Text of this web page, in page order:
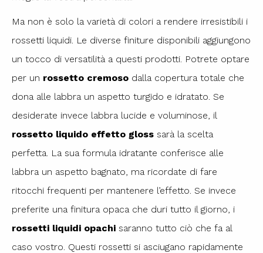
Ma non è solo la varietà di colori a rendere irresistibili i
rossetti liquidi. Le diverse finiture disponibili aggiungono
un tocco di versatilità a questi prodotti. Potrete optare
per un rossetto cremoso dalla copertura totale che
dona alle labbra un aspetto turgido e idratato. Se
desiderate invece labbra lucide e voluminose, il
rossetto liquido effetto gloss sarà la scelta
perfetta. La sua formula idratante conferisce alle
labbra un aspetto bagnato, ma ricordate di fare
ritocchi frequenti per mantenere l’effetto. Se invece
preferite una finitura opaca che duri tutto il giorno, i
rossetti liquidi opachi saranno tutto ciò che fa al
caso vostro. Questi rossetti si asciugano rapidamente